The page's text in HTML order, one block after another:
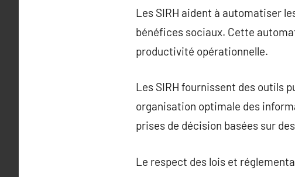
Les SIRH aident à automatiser
bénéfices sociaux. Cette
productivité opérationnelle.
Les SIRH fournissent des outils
organisation optimale des
prises de décision basées sur
Le respect des lois et